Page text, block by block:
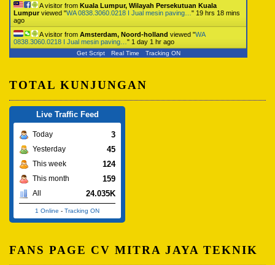
A visitor from Kuala Lumpur, Wilayah Persekutuan Kuala
Lumpurviewed "WA 0838.3060.0218 I Jual mesin paving… " 19 hrs 18 mins
ago
A visitor from Amsterdam, Noord-holland viewed "WA
0838.3060.0218 I Jual mesin paving… " 1 day 1 hr ago
Get Script Real Time Tracking ON
TOTAL KUNJUNGAN
Live Traffic Feed
Today 3
Yesterday 45
This week 124
This month 159
All 24.035K
1 Online - Tracking ON
FANS PAGE CV MITRA JAYA TEKNIK